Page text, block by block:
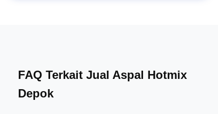
FAQ Terkait Jual Aspal Hotmix
Depok